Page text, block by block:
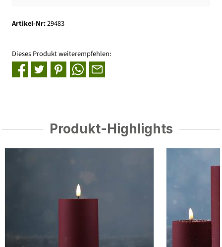
Artikel-Nr:29483
Dieses Produkt weiterempfehlen:
Produkt-Highlights